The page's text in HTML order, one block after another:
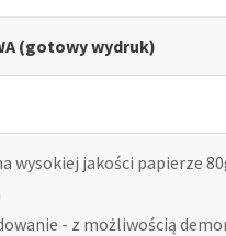
(gotowy wydruk)
wysokiej jakości papierze
- z możliwością